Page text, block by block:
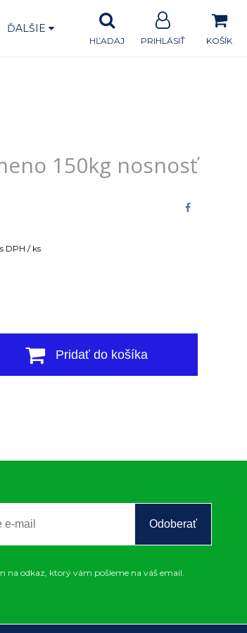
ĎALŠIE
KOŠÍK
PRIHLÁSIŤ
HĽADAJ
150kg nosnosť
s DPH / ks
Pridať do košíka
Odoberať
na odkaz, ktorý vám pošleme na váš email.